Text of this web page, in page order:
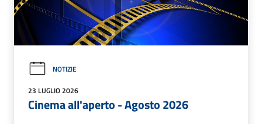
NOTIZIE
23 LUGLIO 2026
Cinema all'aperto - Agosto 2026